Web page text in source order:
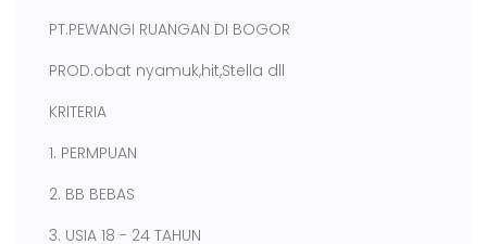
PT.PEWANGI RUANGAN DI BOGOR
PROD.obat nyamuk,hit,Stella dll
KRITERIA
1. PERMPUAN
2. BB BEBAS
3. USIA 18 - 24 TAHUN